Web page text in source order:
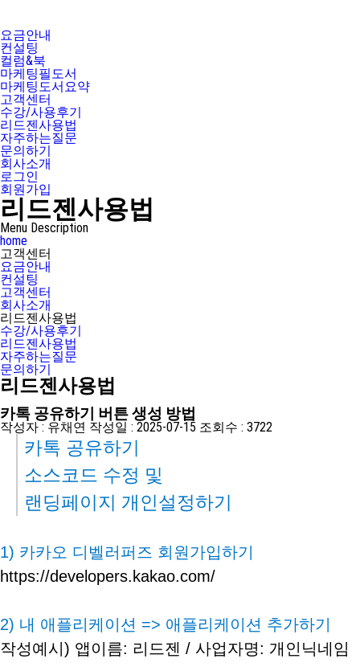
요금안내
컨설팅
컬럼&북
마케팅필도서
마케팅도서요약
고객센터
수강/사용후기
리드젠사용법
자주하는질문
문의하기
회사소개
로그인
회원가입
리드젠사용법
Menu Description
home
고객센터
요금안내
컨설팅
고객센터
회사소개
리드젠사용법
수강/사용후기
리드젠사용법
자주하는질문
문의하기
리드젠사용법
카톡 공유하기 버튼 생성 방법
작성자 : 유채연 작성일 : 2025-07-15 조회수 : 3722
카톡 공유하기
소스코드 수정 및
랜딩페이지 개인설정하기
1) 카카오 디벨러퍼즈 회원가입하기
https://developers.kakao.com/
2) 내 애플리케이션​ => 애플리케이션 추가하기
작성예시) 앱이름: 리드젠 / 사업자명: 개인닉네임